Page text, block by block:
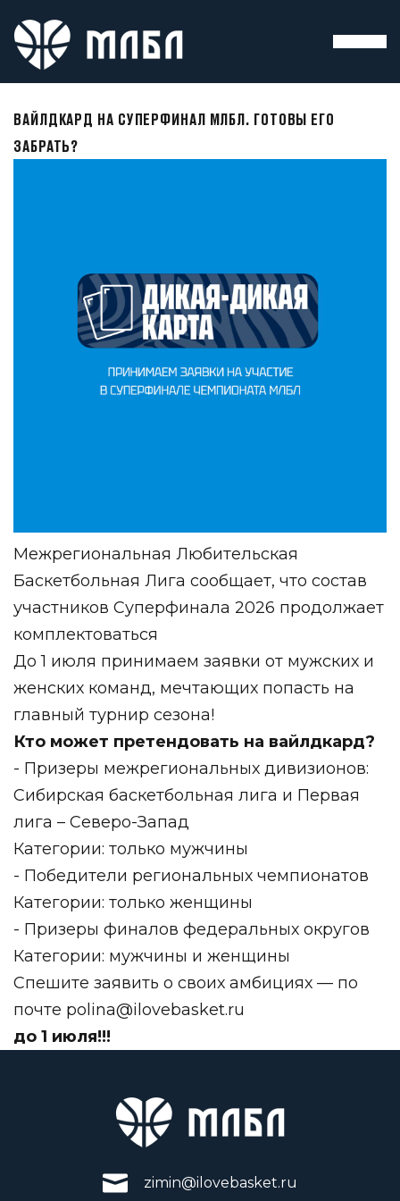
ВАЙЛДКАРД НА СУПЕРФИНАЛ МЛБЛ. ГОТОВЫ ЕГО
ЗАБРАТЬ?
Межрегиональная Любительская
Баскетбольная Лига сообщает, что состав
участников Суперфинала 2026 продолжает
комплектоваться
До 1 июля принимаем заявки от мужских и
женских команд, мечтающих попасть на
главный турнир сезона!
Кто может претендовать на вайлдкард?
- Призеры межрегиональных дивизионов:
Сибирская баскетбольная лига и Первая
лига – Северо-Запад
Категории: только мужчины
- Победители региональных чемпионатов
Категории: только женщины
- Призеры финалов федеральных округов
Категории: мужчины и женщины
Спешите заявить о своих амбициях — по
почте polina@ilovebasket.ru
до 1 июля!!!
zimin@ilovebasket.ru